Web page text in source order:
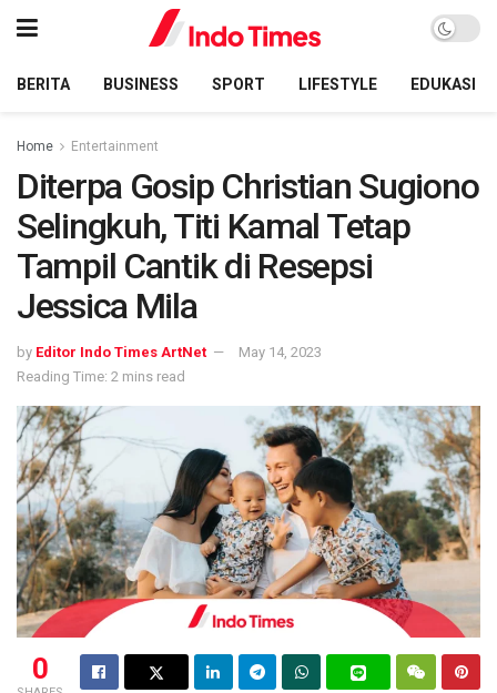
BERITA BUSINESS SPORT LIFESTYLE EDUKASI
Home Entertainment
Diterpa Gosip Christian Sugiono
Selingkuh, Titi Kamal Tetap
Tampil Cantik di Resepsi
Jessica Mila
by Editor Indo Times ArtNet
May 14, 2023
Reading Time: 2 mins read
0